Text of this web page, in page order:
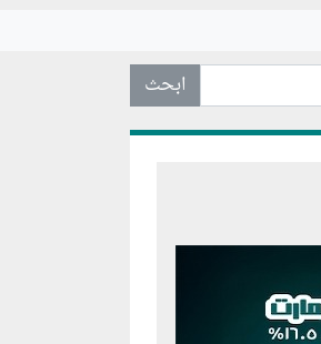
ابحث عن... :